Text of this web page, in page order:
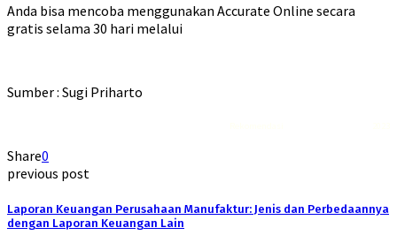
Anda bisa mencoba menggunakan Accurate Online secara
gratis selama 30 hari melalui
Sumber : Sugi Priharto
Share0
previous post
Laporan Keuangan Perusahaan Manufaktur: Jenis dan Perbedaannya
dengan Laporan Keuangan Lain